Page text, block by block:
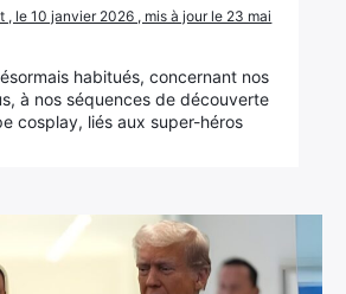
, le 10 janvier 2026 , mis à jour le 23 mai
habitués, concernant nos
à nos séquences de découverte
cosplay, liés aux super-héros